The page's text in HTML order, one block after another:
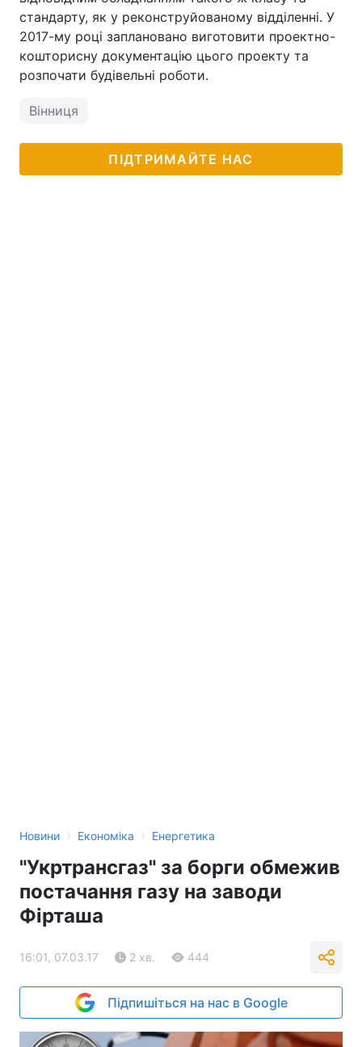
стандарту, як у реконструйованому відділенні. У
2017-му році заплановано виготовити проектно-
кошторисну документацію цього проекту та
розпочати будівельні роботи.
Вінниця
ПІДТРИМАЙТЕ НАС
Новини › Економіка › Енергетика
"Укртрансгаз" за борги обмежив
постачання газу на заводи
Фірташа
16:01, 07.03.17 2 хв. 444
Підпишіться на нас в Google